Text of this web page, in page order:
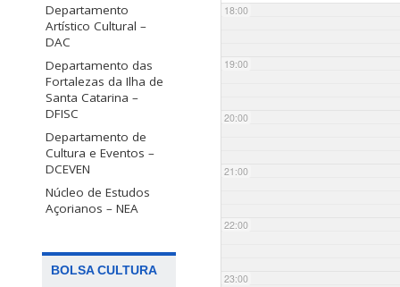
Departamento
Artístico Cultural –
DAC
Departamento das
Fortalezas da Ilha de
Santa Catarina –
DFISC
Departamento de
Cultura e Eventos –
DCEVEN
Núcleo de Estudos
Açorianos – NEA
BOLSA CULTURA
18:00
19:00
20:00
21:00
22:00
23:00